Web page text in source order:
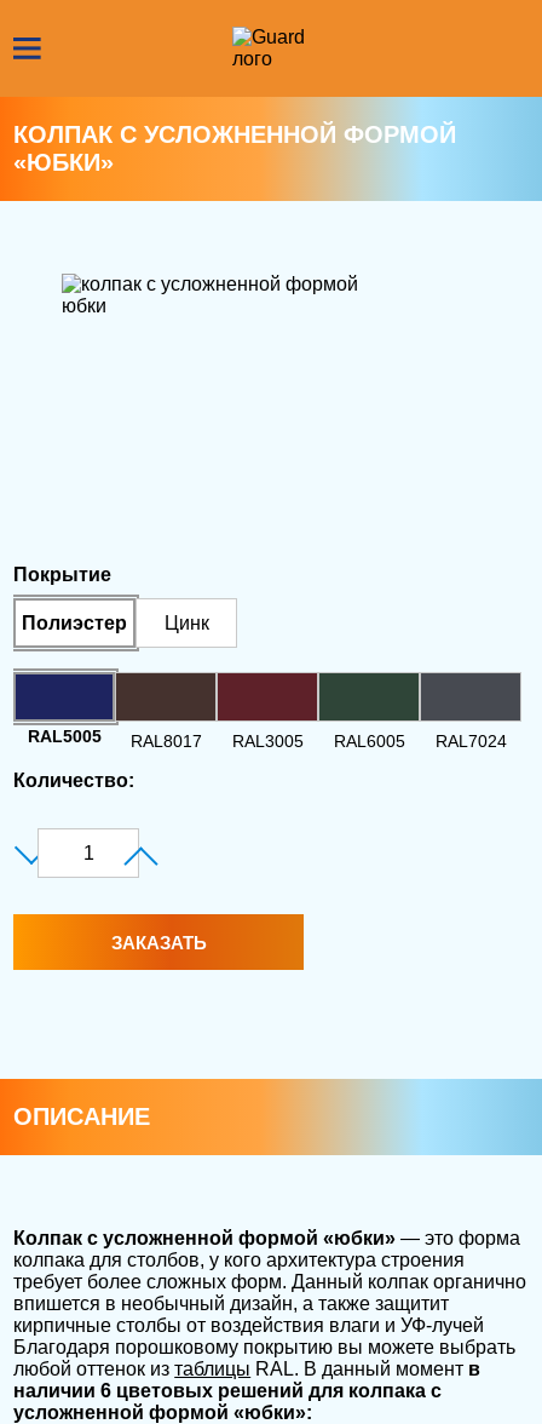
КОЛПАК С УСЛОЖНЕННОЙ ФОРМОЙ
«ЮБКИ»
Покрытие
Полиэстер Цинк
RAL5005 RAL8017 RAL3005 RAL6005 RAL7024
Количество:
ЗАКАЗАТЬ
ОПИСАНИЕ
Колпак с усложненной формой «юбки» — это форма
колпака для столбов, у кого архитектура строения
требует более сложных форм. Данный колпак органично
впишется в необычный дизайн, а также защитит
кирпичные столбы от воздействия влаги и УФ-лучей
Благодаря порошковому покрытию вы можете выбрать
любой оттенок изтаблицы RAL. В данный момент в
наличии 6 цветовых решений для колпака с
усложненной формой «юбки»: